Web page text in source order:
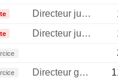
Directeur juridique
Directeur juridique
Directeur general